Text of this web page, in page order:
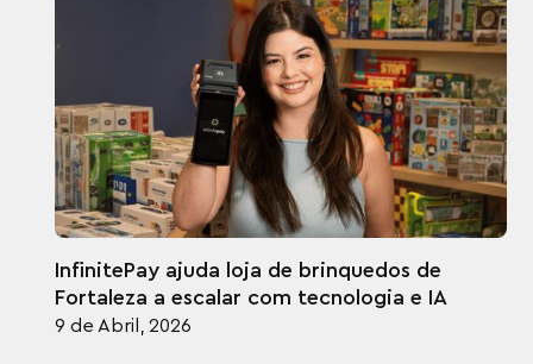
InfinitePay ajuda loja de brinquedos de
Fortaleza a escalar com tecnologia e IA
9 de Abril, 2026